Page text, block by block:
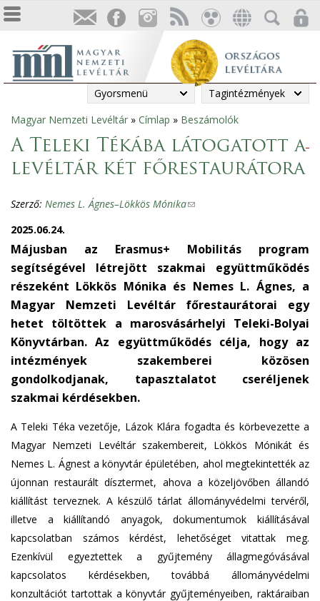
Gyorsmenü Tagintézmények
Jelenlegi
hely
Magyar Nemzeti Levéltár » Címlap » Beszámolók
A Teleki Tékába látogatott a
levéltár két főrestaurátora
Szerző: Nemes L. Ágnes–Lökkös Mónika(
n
k
e
n
d
s
e
a
i
l
)
2025.06.24.
Májusban az Erasmus+ Mobilitás program
segítségével létrejött szakmai együttműködés
részeként Lökkös Mónika és Nemes L. Ágnes, a
Magyar Nemzeti Levéltár főrestaurátorai egy
hetet töltöttek a marosvásárhelyi Teleki-Bolyai
Könyvtárban. Az együttműködés célja, hogy az
intézmények szakemberei közösen
gondolkodjanak, tapasztalatot cseréljenek
szakmai kérdésekben.
A Teleki Téka vezetője, Lázok Klára fogadta és körbevezette a
Magyar Nemzeti Levéltár szakembereit, Lökkös Mónikát és
Nemes L. Ágnest a könyvtár épületében, ahol megtekintették az
újonnan restaurált dísztermet, ahova a közeljövőben állandó
kiállítást terveznek. A készülő tárlat állományvédelmi tervéről,
illetve a kiállítandó anyagok, dokumentumok kiállításával
kapcsolatban számos kérdést, lehetőséget vitattak meg.
Ezenkívül egyeztettek a gyűjtemény állagmegóvásával
kapcsolatos kérdésekben, továbbá állományvédelmi
konzultációt tartottak a könyvtár gyűjteményeiben, raktáraiban